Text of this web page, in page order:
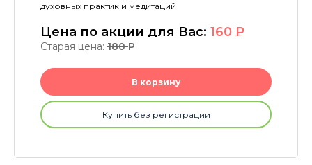
духовных практик и медитаций
Цена по акции для Вас: 160 P
Старая цена: 180P
В корзину
Купить без регистрации